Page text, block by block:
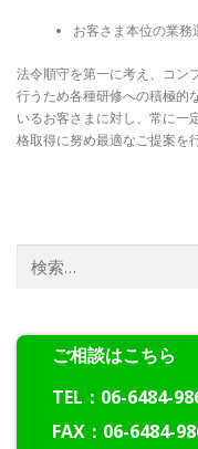
お客さま本位の業
法令順守を第一に考え、コン
行うため各種研修への積極的
いるお客さまに対し、常に一
格取得に努め最適なご提案を
索:
ご相談はこちら
TEL：06-6484-
FAX：06-6484-